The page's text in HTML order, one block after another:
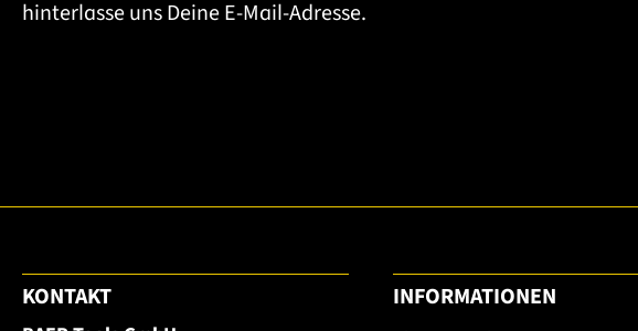
hinterlasse uns Deine E-Mail-Adresse.
KONTAKT INFORMATIONEN